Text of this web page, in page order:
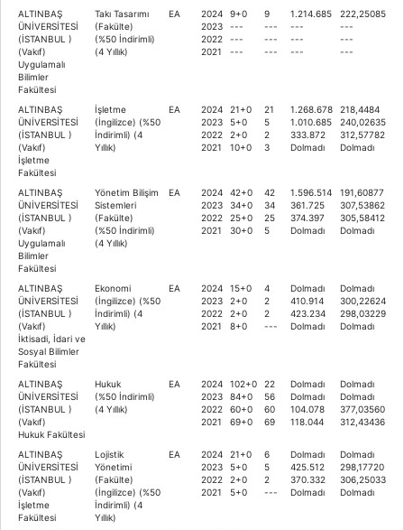
ALTINBAŞ
ÜNİVERSİTESİ
(İSTANBUL )
(Vakıf)
Uygulamalı
Bilimler
Fakültesi
Takı Tasarımı
(Fakülte)
(%50 İndirimli)
(4 Yıllık)
EA
2024
2023
2022
2021
9+0
---
---
---
9
---
---
---
1.214.685
---
---
---
222,25085
---
---
---
ALTINBAŞ
ÜNİVERSİTESİ
(İSTANBUL )
(Vakıf)
İşletme
Fakültesi
İşletme
(İngilizce) (%50
İndirimli) (4
Yıllık)
EA
2024
2023
2022
2021
21+0
5+0
2+0
10+0
21
5
2
3
1.268.678
1.010.685
333.872
Dolmadı
218,4484
240,02635
312,57782
Dolmadı
ALTINBAŞ
ÜNİVERSİTESİ
(İSTANBUL )
(Vakıf)
Uygulamalı
Bilimler
Fakültesi
Yönetim Bilişim
Sistemleri
(Fakülte)
(%50 İndirimli)
(4 Yıllık)
EA
2024
2023
2022
2021
42+0
34+0
25+0
30+0
42
34
25
5
1.596.514
361.725
374.397
Dolmadı
191,60877
307,53862
305,58412
Dolmadı
ALTINBAŞ
ÜNİVERSİTESİ
(İSTANBUL )
(Vakıf)
İktisadi, İdari ve
Sosyal Bilimler
Fakültesi
Ekonomi
(İngilizce) (%50
İndirimli) (4
Yıllık)
EA
2024
2023
2022
2021
15+0
2+0
2+0
8+0
4
2
2
---
Dolmadı
410.914
423.234
Dolmadı
Dolmadı
300,22624
298,03229
Dolmadı
ALTINBAŞ
ÜNİVERSİTESİ
(İSTANBUL )
(Vakıf)
Hukuk Fakültesi
Hukuk
(%50 İndirimli)
(4 Yıllık)
EA
2024
2023
2022
2021
102+0
84+0
60+0
69+0
22
56
60
69
Dolmadı
Dolmadı
104.078
118.044
Dolmadı
Dolmadı
377,03560
312,43436
ALTINBAŞ
ÜNİVERSİTESİ
(İSTANBUL )
(Vakıf)
İşletme
Fakültesi
Lojistik
Yönetimi
(Fakülte)
(İngilizce) (%50
İndirimli) (4
Yıllık)
EA
2024
2023
2022
2021
21+0
5+0
2+0
5+0
6
5
2
---
Dolmadı
425.512
370.332
Dolmadı
Dolmadı
298,17720
306,25033
Dolmadı